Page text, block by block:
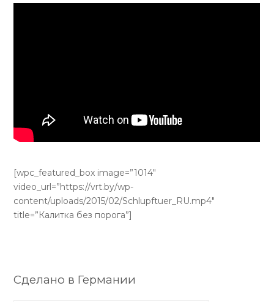
[wpc_featured_box image=”1014″
video_url=”https://vrt.by/wp-
content/uploads/2015/02/Schlupftuer_RU.mp4″
title=”Калитка без порога”]
Сделано в Германии